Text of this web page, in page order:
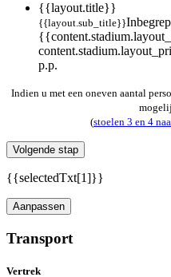
{{layout.title}}
{{layout.sub_title}}
p.p.
Indien u met een oneven aantal
(stoelen 3 en 4
Volgende stap
{{selectedTxt[1]}}
Aanpassen
Transport
Vertrek